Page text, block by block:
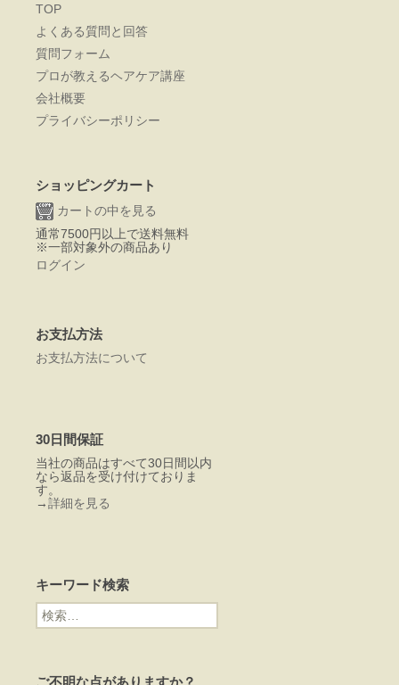
TOP
よくある質問と回答
質問フォーム
プロが教えるヘアケア講座
会社概要
プライバシーポリシー
ショッピングカート
カートの中を見る
通常7500円以上で送料無料
※一部対象外の商品あり
ログイン
お支払方法
お支払方法について
30日間保証
当社の商品はすべて30日間以内
なら返品を受け付けておりま
す。
→詳細を見る
キーワード検索
検
索:
ご不明な点がありますか？